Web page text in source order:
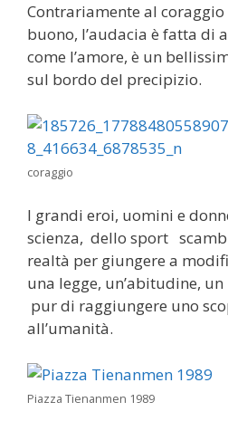
Contrariamente al
buono, l’audacia è fatta di
come l’amore, è un
sul bordo del precipizio.
coraggio
I grandi eroi, uomini e
scienza, dello sport
realtà per giungere a
una legge, un’abitudine,
pur di raggiungere uno
all’umanità.
Piazza Tienanmen 1989